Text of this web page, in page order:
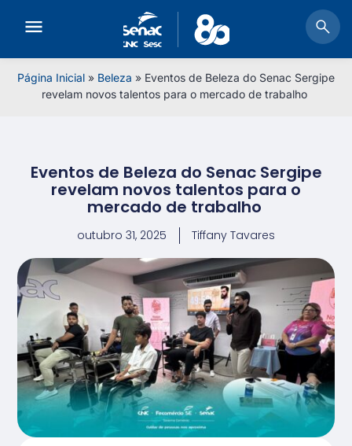
Página Inicial » Beleza » Eventos de Beleza do Senac Sergipe
revelam novos talentos para o mercado de trabalho
Eventos de Beleza do Senac Sergipe
revelam novos talentos para o
mercado de trabalho
outubro 31, 2025 Tiffany Tavares